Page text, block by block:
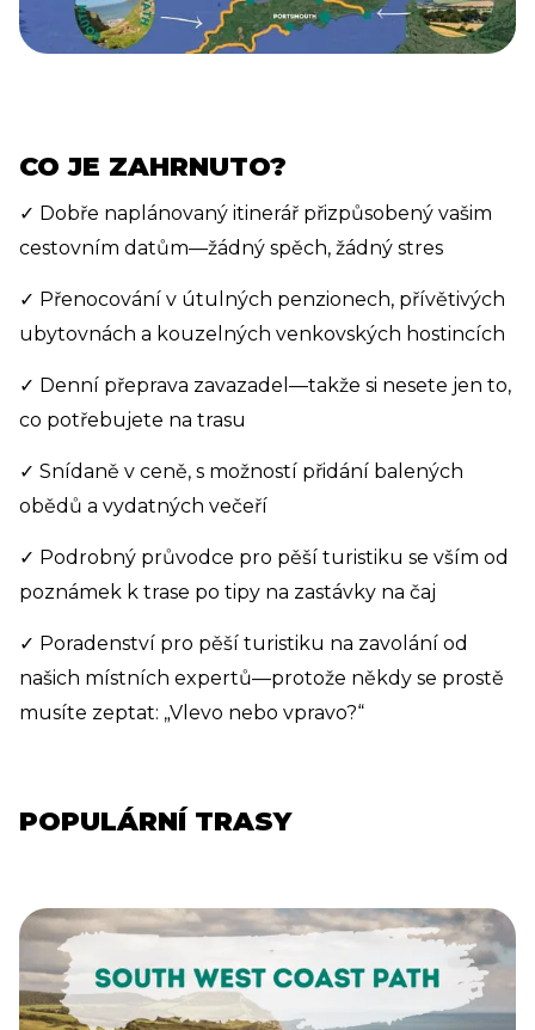
CO JE ZAHRNUTO?
✓ Dobře naplánovaný itinerář přizpůsobený vašim
cestovním datům—žádný spěch, žádný stres
✓ Přenocování v útulných penzionech, přívětivých
ubytovnách a kouzelných venkovských hostincích
✓ Denní přeprava zavazadel—takže si nesete jen to,
co potřebujete na trasu
✓ Snídaně v ceně, s možností přidání balených
obědů a vydatných večeří
✓ Podrobný průvodce pro pěší turistiku se vším od
poznámek k trase po tipy na zastávky na čaj
✓ Poradenství pro pěší turistiku na zavolání od
našich místních expertů—protože někdy se prostě
musíte zeptat: „Vlevo nebo vpravo?“
POPULÁRNÍ TRASY